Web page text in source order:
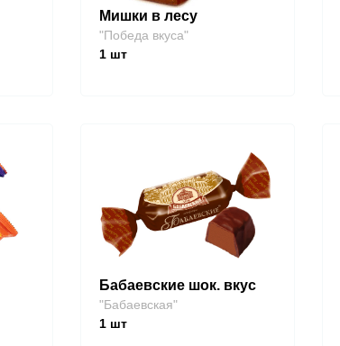
Мишки в лесу
"Победа вкуса"
1 шт
Бабаевские шок. вкус
"Бабаевская"
1 шт